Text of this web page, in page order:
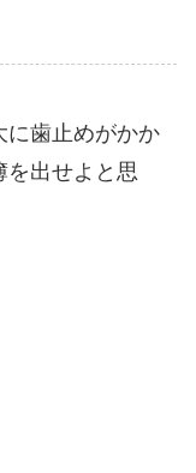
に歯止めがかか
を出せよと思